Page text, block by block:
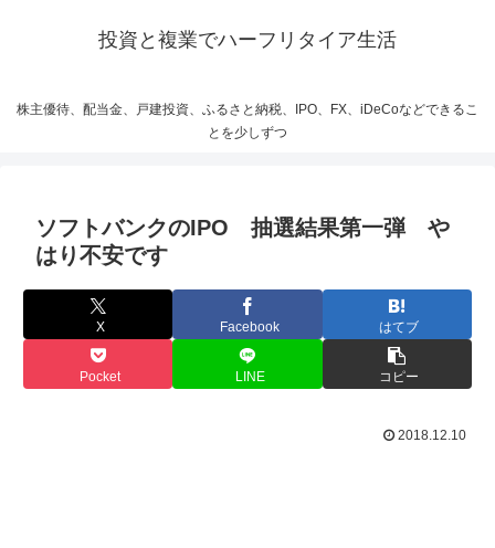
投資と複業でハーフリタイア生活
株主優待、配当金、戸建投資、ふるさと納税、IPO、FX、iDeCoなどできるこ
とを少しずつ
ソフトバンクのIPO 抽選結果第一弾 や
はり不安です
X Facebook はてブ
Pocket LINE コピー
2018.12.10